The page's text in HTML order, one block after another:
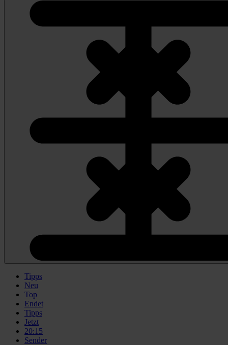
Tipps
Neu
Top
Endet
Tipps
Jetzt
20:15
Sender